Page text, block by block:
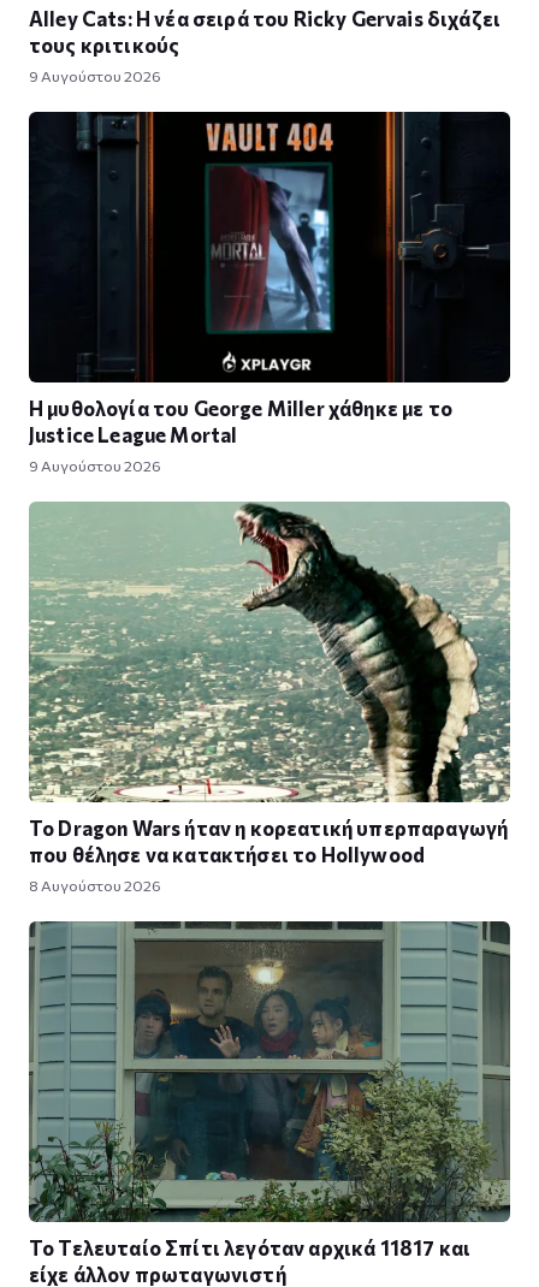
Alley Cats: Η νέα σειρά του Ricky Gervais διχάζει
τους κριτικούς
9 Αυγούστου 2026
Η μυθολογία του George Miller χάθηκε με το
Justice League Mortal
9 Αυγούστου 2026
Το Dragon Wars ήταν η κορεατική υπερπαραγωγή
που θέλησε να κατακτήσει το Hollywood
8 Αυγούστου 2026
Το Τελευταίο Σπίτι λεγόταν αρχικά 11817 και
είχε άλλον πρωταγωνιστή